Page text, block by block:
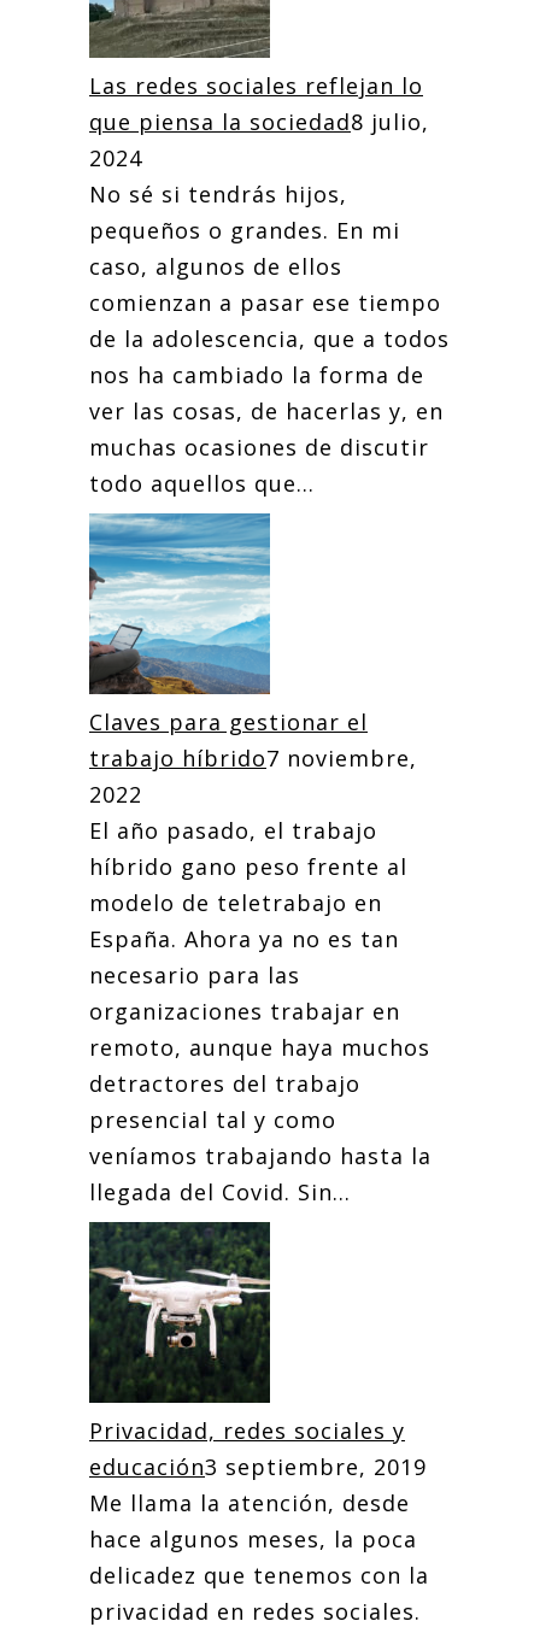
Las redes sociales reflejan lo
que piensa la sociedad8 julio,
2024
No sé si tendrás hijos,
pequeños o grandes. En mi
caso, algunos de ellos
comienzan a pasar ese tiempo
de la adolescencia, que a todos
nos ha cambiado la forma de
ver las cosas, de hacerlas y, en
muchas ocasiones de discutir
todo aquellos que...
Claves para gestionar el
trabajo híbrido7 noviembre,
2022
El año pasado, el trabajo
híbrido gano peso frente al
modelo de teletrabajo en
España. Ahora ya no es tan
necesario para las
organizaciones trabajar en
remoto, aunque haya muchos
detractores del trabajo
presencial tal y como
veníamos trabajando hasta la
llegada del Covid. Sin...
Privacidad, redes sociales y
educación3 septiembre, 2019
Me llama la atención, desde
hace algunos meses, la poca
delicadez que tenemos con la
privacidad en redes sociales.